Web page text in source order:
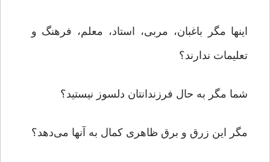
اینها مگر باغبان، مربی، استاد، معلم، فرهنگ و
تعلیمات ندارند؟
شما مگر به حال فرزندانتان دلسوز نیستید؟
مگر این زرق و برق ظاهری کمال به آنها می‌دهد؟